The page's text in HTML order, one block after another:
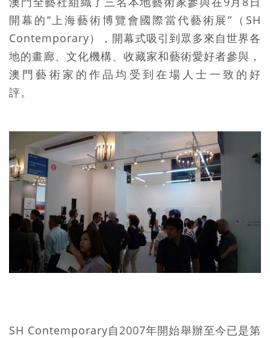
開幕的“上海藝術博覽會國際當代藝術展”（SH
Contemporary），開幕式吸引到眾多來自世界各
地的畫廊、文化機構、收藏家和藝術愛好者參與，
澳門藝術家的作品均受到在場人士一致的好
評。
SH Contemporary自2007年開始舉辦至今已是第